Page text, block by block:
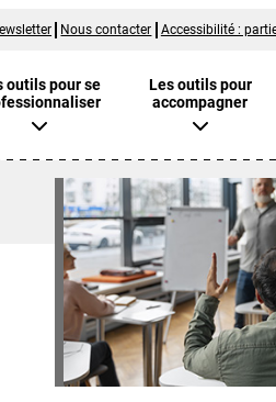
Nous contacter Accessibilité :
outils pour se
Les outils pour
accompagner